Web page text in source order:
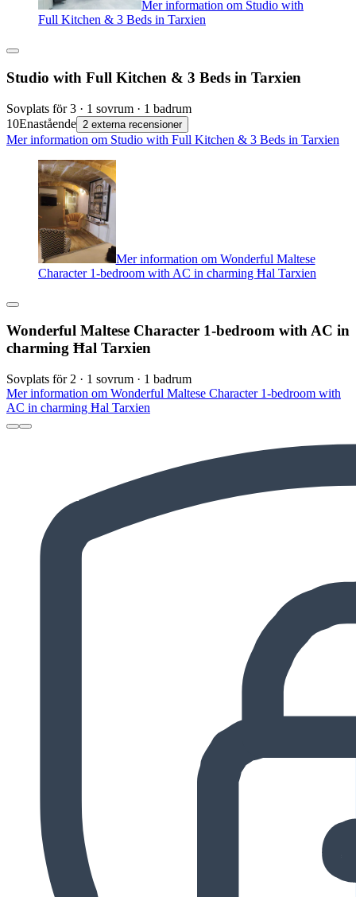
Mer information om Studio with
Full Kitchen & 3 Beds in Tarxien
Studio with Full Kitchen & 3 Beds in Tarxien
Sovplats för 3 · 1 sovrum · 1 badrum
10Enastående 2 externa recensioner
Mer information om Studio with Full Kitchen & 3 Beds in Tarxien
Mer information om Wonderful Maltese
Character 1-bedroom with AC in charming Ħal Tarxien
Wonderful Maltese Character 1-bedroom with AC in
charming Ħal Tarxien
Sovplats för 2 · 1 sovrum · 1 badrum
Mer information om Wonderful Maltese Character 1-bedroom with
AC in charming Ħal Tarxien